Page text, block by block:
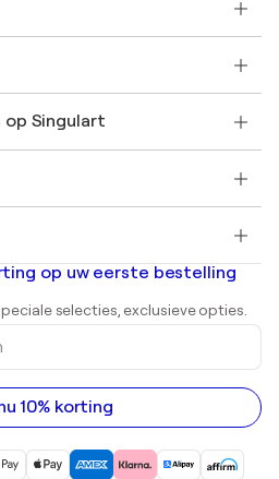
kunst
op Singulart
op uw eerste bestelling
selecties, exclusieve opties.
10% korting